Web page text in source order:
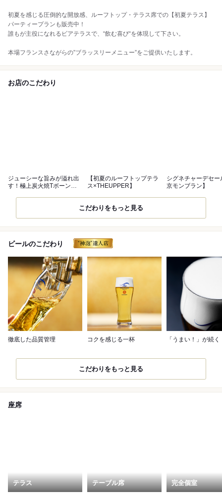
初夏を感じる圧倒的な開放感、ルーフトップ・テラス席での【初夏テラス】
パーティープランも販売中！
誰もが主役になれるビアテラスで、“飲む喜び“を体現して下さい。
本場フランスさながらの”ブラッスリーメニュー”をご提供いたします。
お店のこだわり
ジューシーな旨みが溢れ出
す！極上炭火焼Tボーンス
【初夏のルーフトップテラ
ス×THEUPPER】
シグネチャーデセー
京モンブラン】
こだわりをもっと見る
ビールのこだわり
徹底した品質管理 コクを感じる一杯 「うまい！」が続く
こだわりをもっと見る
座席
テラス テーブル席 完全個室